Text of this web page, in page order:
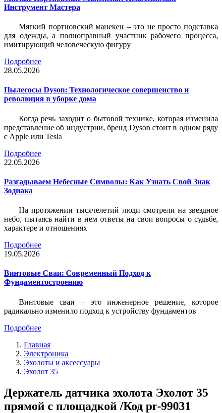
Инструмент Мастера
Мягкий портновский манекен – это не просто подставка
для одежды, а полноправный участник рабочего процесса,
имитирующий человеческую фигуру
Подробнее
28.05.2026
Пылесосы Dyson: Технологическое совершенство и
революция в уборке дома
Когда речь заходит о бытовой технике, которая изменила
представление об индустрии, бренд Dyson стоит в одном ряду
с Apple или Tesla
Подробнее
22.05.2026
Разгадываем Небесные Символы: Как Узнать Свой Знак
Зодиака
На протяжении тысячелетий люди смотрели на звездное
небо, пытаясь найти в нем ответы на свои вопросы о судьбе,
характере и отношениях
Подробнее
19.05.2026
Винтовые Сваи: Современный Подход к
Фундаментостроению
Винтовые сваи – это инженерное решение, которое
радикально изменило подход к устройству фундаментов
Подробнее
Главная
Электроника
Эхолоты и аксессуары
Эхолот 35
Держатель датчика эхолота Эхолот 35
прямой с площадкой /Код pr-99031